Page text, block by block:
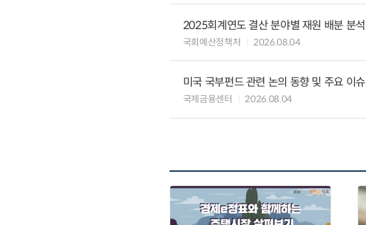
2025회계연도 결산 분야별 재원 배분 분석
국회예산정책처 2026.08.04
미국 국부펀드 관련 논의 동향 및 주요 이슈
국제금융센터 2026.08.04